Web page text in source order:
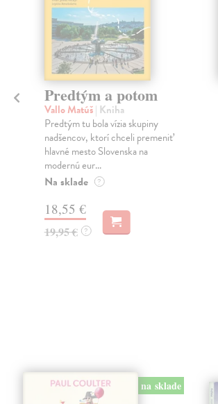
Predtým a potom
Vallo Matúš| Kniha
Predtým tu bola vízia skupiny
nadšencov, ktorí chceli premeniť
hlavné mesto Slovenska na
modernú eur...
Na sklade ?
18,55 €
19,95 € ?
na sklade